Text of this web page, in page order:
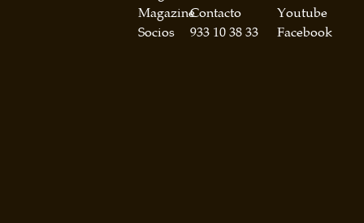
Magazine
Socios
Contacto
933 10 38 33
Youtube
Facebook